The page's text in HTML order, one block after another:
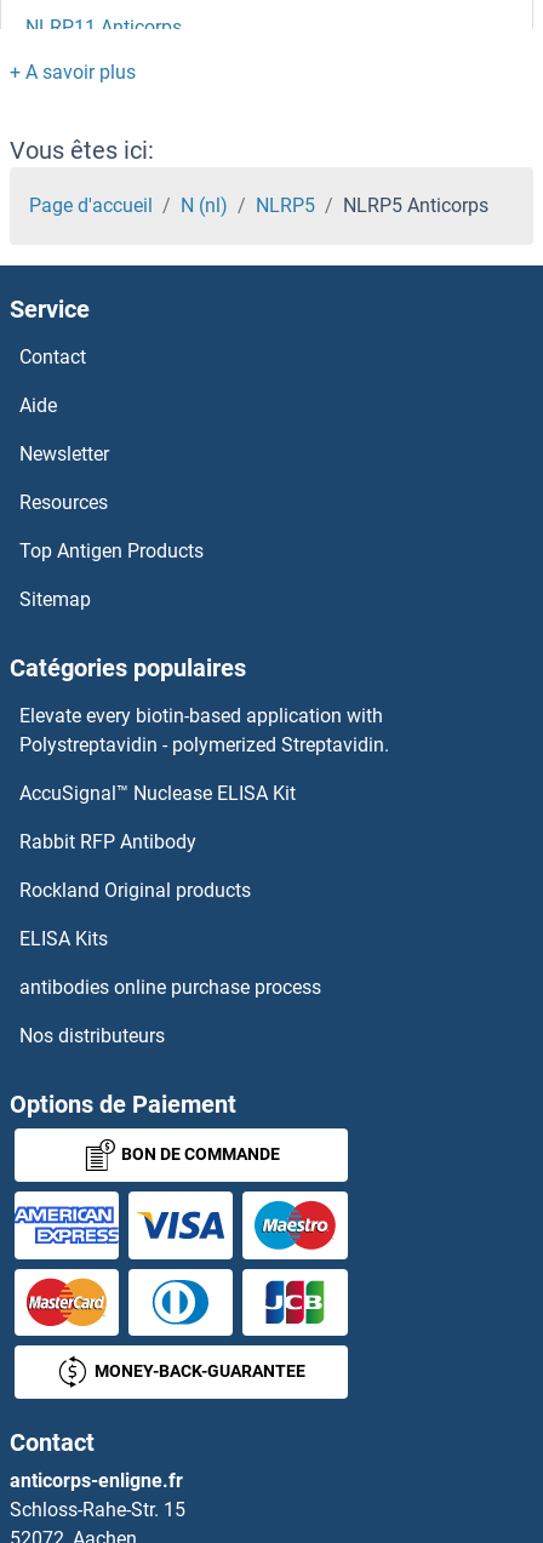
NLRP11 Anticorps
NLRP10 Anticorps
NLRP1 Anticorps
NLRC5 Anticorps
NLRC4 Anticorps
NLRC3 Anticorps
NLE1 Anticorps
NKX6-1 Anticorps
NKX3-2 Anticorps
NKX2-8 Anticorps
NKX2-6 Anticorps
Nkx2-2 Anticorps
NLRP9 Anticorps
NLRX1 Anticorps
NMBR Anticorps
NMD3 Anticorps
NMDAR2A Anticorps
NME1 Anticorps
NME1-NME2 Anticorps
NME2 Anticorps
NME3 Anticorps
Vous êtes ici:
Page d'accueil N (nl) NLRP5 NLRP5 Anticorps
Service
Contact
Aide
Newsletter
Resources
Top Antigen Products
Sitemap
Catégories populaires
Elevate every biotin-based application with
Polystreptavidin - polymerized Streptavidin.
AccuSignal™ Nuclease ELISA Kit
Rabbit RFP Antibody
Rockland Original products
ELISA Kits
antibodies online purchase process
Nos distributeurs
Options de Paiement
BON DE COMMANDE
MONEY-BACK-GUARANTEE
Contact
anticorps-enligne.fr
Schloss-Rahe-Str. 15